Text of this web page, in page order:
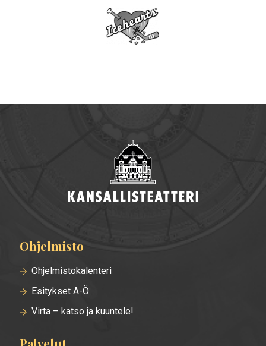
Alatunnisteen
valikko
Ohjelmisto
Ohjelmistokalenteri
Esitykset A-Ö
Virta – katso ja kuuntele!